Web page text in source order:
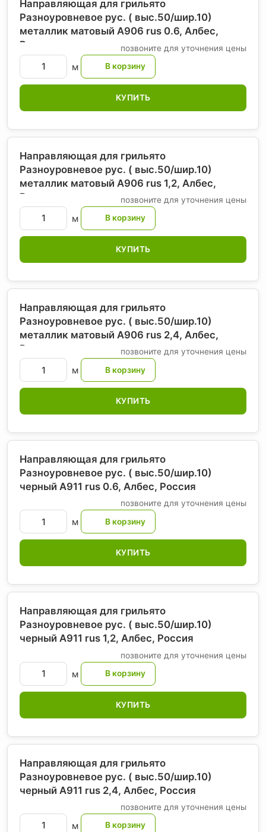
Направляющая для грильято
Разноуровневое рус. ( выс.50/шир.10)
металлик матовый А906 rus 0.6, Албес,
Россия
позвоните для уточнения цены
м
КУПИТЬ
Направляющая для грильято
Разноуровневое рус. ( выс.50/шир.10)
металлик матовый А906 rus 1,2, Албес,
Россия
позвоните для уточнения цены
м
КУПИТЬ
Направляющая для грильято
Разноуровневое рус. ( выс.50/шир.10)
металлик матовый А906 rus 2,4, Албес,
Россия
позвоните для уточнения цены
м
КУПИТЬ
Направляющая для грильято
Разноуровневое рус. ( выс.50/шир.10)
черный А911 rus 0.6, Албес, Россия
позвоните для уточнения цены
м
КУПИТЬ
Направляющая для грильято
Разноуровневое рус. ( выс.50/шир.10)
черный А911 rus 1,2, Албес, Россия
позвоните для уточнения цены
м
КУПИТЬ
Направляющая для грильято
Разноуровневое рус. ( выс.50/шир.10)
черный А911 rus 2,4, Албес, Россия
позвоните для уточнения цены
м